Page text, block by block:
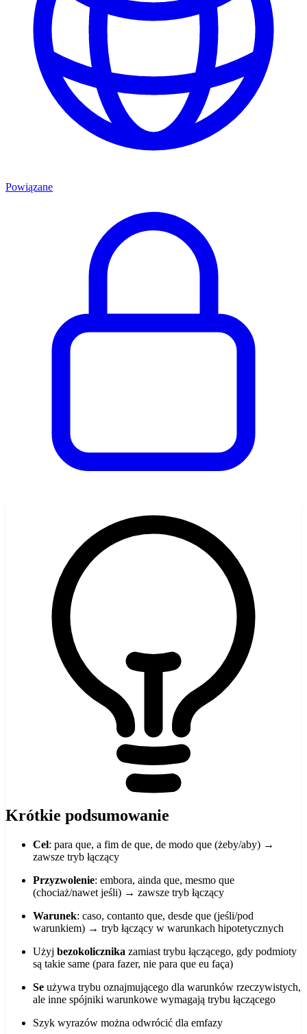
Powiązane
Krótkie podsumowanie
Cel: para que, a fim de que, de modo que (żeby/aby) →
zawsze tryb łączący
Przyzwolenie: embora, ainda que, mesmo que
(chociaż/nawet jeśli) → zawsze tryb łączący
Warunek: caso, contanto que, desde que (jeśli/pod
warunkiem) → tryb łączący w warunkach hipotetycznych
Użyj bezokolicznika zamiast trybu łączącego, gdy podmioty
są takie same (para fazer, nie para que eu faça)
Se używa trybu oznajmującego dla warunków rzeczywistych,
ale inne spójniki warunkowe wymagają trybu łączącego
Szyk wyrazów można odwrócić dla emfazy